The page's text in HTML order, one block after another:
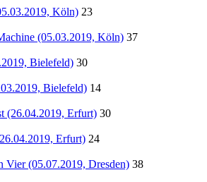
Köln) 23
(05.03.2019, Köln) 37
Bielefeld) 30
Bielefeld) 14
(26.04.2019, Erfurt) 30
Erfurt) 24
Vier (05.07.2019, Dresden) 38